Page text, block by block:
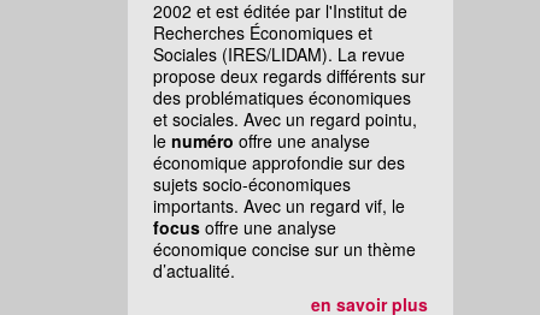
2002 et est éditée par l'Institut de
Recherches Économiques et
Sociales (IRES/LIDAM). La revue
propose deux regards différents sur
des problématiques économiques
et sociales. Avec un regard pointu,
le numéro offre une analyse
économique approfondie sur des
sujets socio-économiques
importants. Avec un regard vif, le
focus offre une analyse
économique concise sur un thème
d’actualité.
en savoir plus